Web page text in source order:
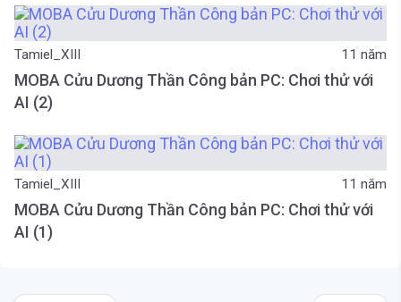
Tamiel_XIII 11 năm
MOBA Cửu Dương Thần Công bản PC: Chơi thử với
AI (2)
Tamiel_XIII 11 năm
MOBA Cửu Dương Thần Công bản PC: Chơi thử với
AI (1)